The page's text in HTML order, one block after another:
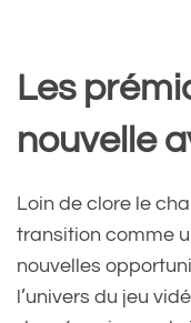
Les
nouvelle
Loin de clore le
transition comme
nouvelles
l’univers du jeu